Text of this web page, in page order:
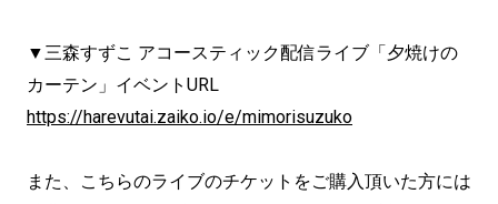
▼三森すずこ アコースティック配信ライブ「夕焼けの
カーテン」イベントURL
https://harevutai.zaiko.io/e/mimorisuzuko
また、こちらのライブのチケットをご購入頂いた方には